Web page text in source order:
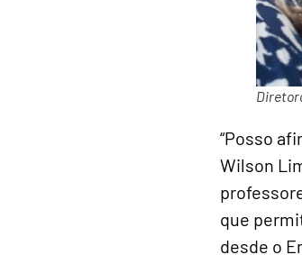
“Posso
Wilson
que
desde o